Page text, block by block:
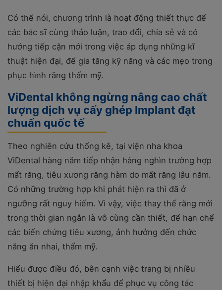
Có thể nói, chương trình là hoạt động thiết thực để
các bác sĩ cùng thảo luận, trao đổi, chia sẻ và có
hướng tiếp cận mới trong việc áp dụng những kĩ
thuật hiện đại, để gia tăng kỹ năng và các mẹo trong
phục hình răng thẩm mỹ.
ViDental không ngừng nâng cao chất
lượng dịch vụ cấy ghép Implant đạt
chuẩn quốc tế
Theo nghiên cứu thống kê, tại viện nha khoa
ViDental hàng năm tiếp nhận hàng nghìn trường hợp
mất răng, tiêu xương răng hàm do mất răng lâu năm.
Có những trường hợp khi phát hiện ra thì đã ở
ngưỡng rất nguy hiểm. Vì vậy, việc thay thế răng mới
trong thời gian ngắn là vô cùng cần thiết, để hạn chế
các biến chứng tiêu xương, ảnh hưởng đến chức
năng ăn nhai, thẩm mỹ.
Hiểu được điều đó, bên cạnh việc trang bị nhiều
thiết bị hiện đại nhập khẩu để phục vụ công tác